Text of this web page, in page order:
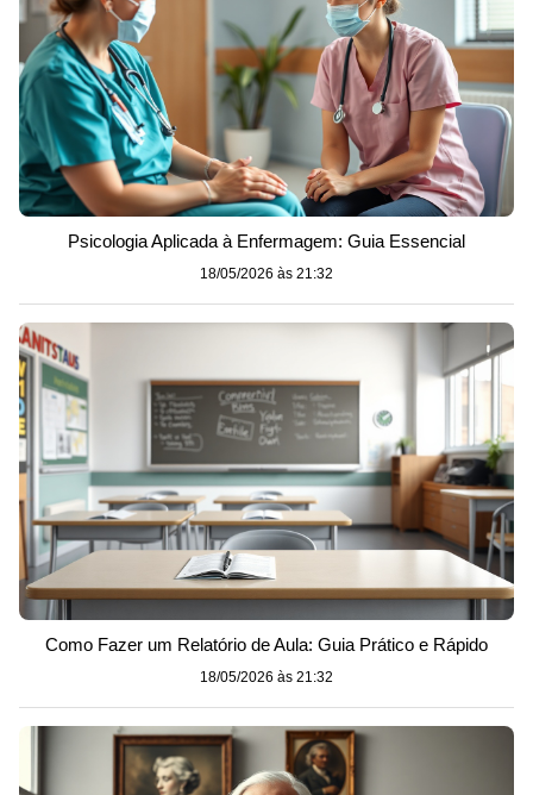
Psicologia Aplicada à Enfermagem: Guia Essencial
18/05/2026 às 21:32
Como Fazer um Relatório de Aula: Guia Prático e Rápido
18/05/2026 às 21:32